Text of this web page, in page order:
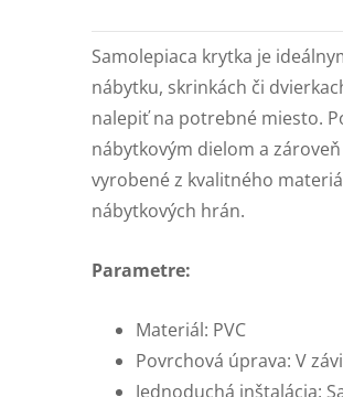
Samolepiaca krytka je
nábytku, skrinkách či
nalepiť na potrebné miesto.
nábytkovým dielom a
vyrobené z kvalitného
nábytkových hrán.
Parametre:
Materiál: PVC
Povrchová úprava: V
Jednoduchá inštalácia: